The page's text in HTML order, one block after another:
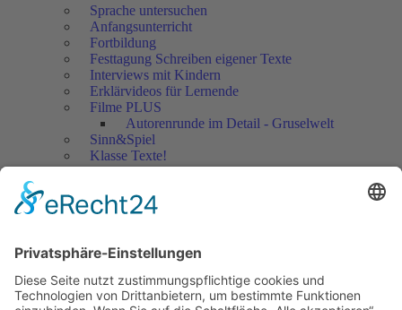
Sprache untersuchen
Anfangsunterricht
Fortbildung
Festtagung Schreiben eigener Texte
Interviews mit Kindern
Erklärvideos für Lernende
Filme PLUS
Autorenrunde im Detail - Gruselwelt
Sinn&Spiel
Klasse Texte!
Filmausschnitte Grundschule
Jedes Kind wertschätzen!
Artikel
Artikel 2018
Artikel 2017